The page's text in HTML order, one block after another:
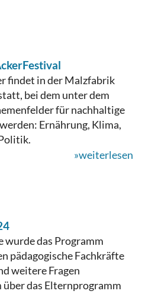
findet in der Malzfabrik
bei dem unter dem
für nachhaltige
Ernährung, Klima,
»weiterlesen
wurde das Programm
pädagogische Fachkräfte
weitere Fragen
das Elternprogramm